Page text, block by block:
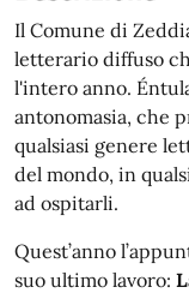
Il Comune di
letterario diffuso
l'intero anno.
antonomasia, che
qualsiasi genere
del mondo, in
ad ospitarli.
Quest’anno
suo ultimo lavoro: